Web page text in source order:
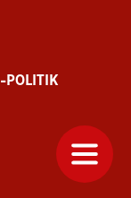
POLITIK